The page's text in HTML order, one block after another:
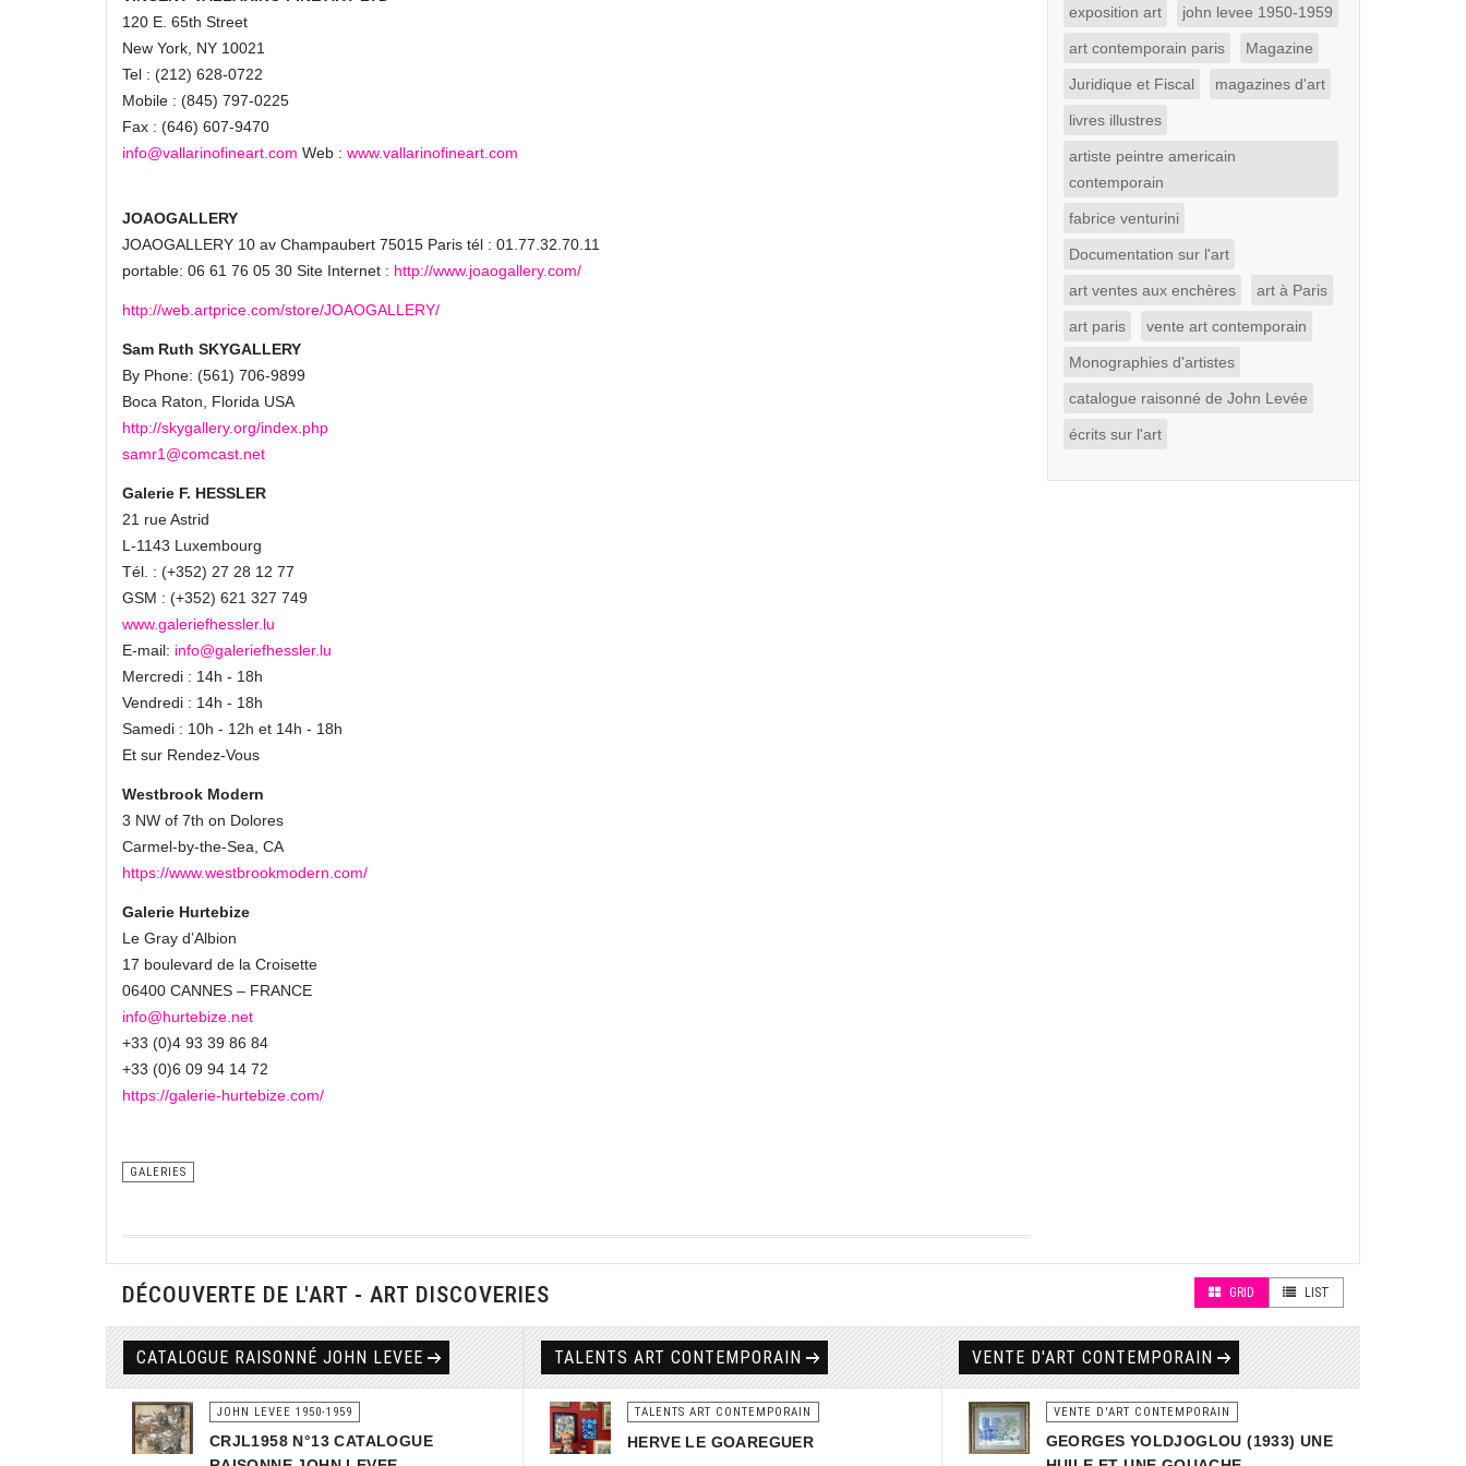
120 E. 65th Street
New York, NY 10021
Tel : (212) 628-0722
Mobile : (845) 797-0225
Fax : (646) 607-9470
info@vallarinofineart.com Web : www.vallarinofineart.com
JOAOGALLERY
JOAOGALLERY 10 av Champaubert 75015 Paris tél : 01.77.32.70.11
portable: 06 61 76 05 30 Site Internet : http://www.joaogallery.com/
http://web.artprice.com/store/JOAOGALLERY/
Sam Ruth SKYGALLERY
By Phone: (561) 706-9899
Boca Raton, Florida USA
http://skygallery.org/index.php
samr1@comcast.net
Galerie F. HESSLER
21 rue Astrid
L-1143 Luxembourg
Tél. : (+352) 27 28 12 77
GSM : (+352) 621 327 749
www.galeriefhessler.lu
E-mail: info@galeriefhessler.lu
Mercredi : 14h - 18h
Vendredi : 14h - 18h
Samedi : 10h - 12h et 14h - 18h
Et sur Rendez-Vous
Westbrook Modern
3 NW of 7th on Dolores
Carmel-by-the-Sea, CA
https://www.westbrookmodern.com/
Galerie Hurtebize
Le Gray d’Albion
17 boulevard de la Croisette
06400 CANNES – FRANCE
info@hurtebize.net
+33 (0)4 93 39 86 84
+33 (0)6 09 94 14 72
https://galerie-hurtebize.com/
GALERIES
exposition art john levee 1950-1959
art contemporain paris Magazine
Juridique et Fiscal magazines d'art
livres illustres
artiste peintre americain
contemporain
fabrice venturini
Documentation sur l'art
art ventes aux enchères art à Paris
art paris vente art contemporain
Monographies d'artistes
catalogue raisonné de John Levée
écrits sur l'art
DÉCOUVERTE DE L'ART - ART DISCOVERIES GRID LIST
CATALOGUE RAISONNÉ JOHN LEVEE
JOHN LEVEE 1950-1959
CRJL1958 N°13 CATALOGUE
TALENTS ART CONTEMPORAIN
TALENTS ART CONTEMPORAIN
HERVE LE GOAREGUER
VENTE D'ART CONTEMPORAIN
VENTE D'ART CONTEMPORAIN
GEORGES YOLDJOGLOU (1933) UNE